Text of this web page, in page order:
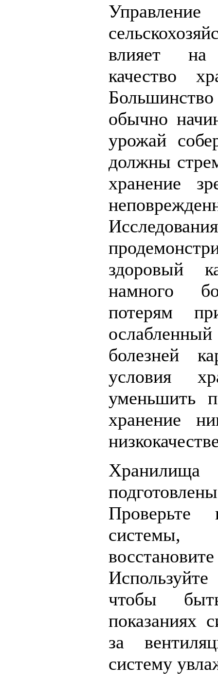
влияет
качество
обычно
урожай
должны
хранение
Исследования
здоровый
намного
потерям
болезней
условия
уменьшить
хранение
Проверьте
чтобы
показаниях
за
систему